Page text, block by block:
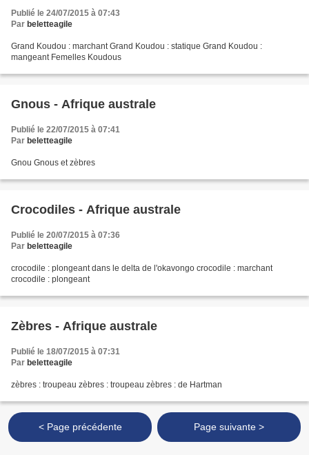
Publié le 24/07/2015 à 07:43
Par beletteagile
Grand Koudou : marchant Grand Koudou : statique Grand Koudou :
mangeant Femelles Koudous
Gnous - Afrique australe
Publié le 22/07/2015 à 07:41
Par beletteagile
Gnou Gnous et zèbres
Crocodiles - Afrique australe
Publié le 20/07/2015 à 07:36
Par beletteagile
crocodile : plongeant dans le delta de l'okavongo crocodile : marchant
crocodile : plongeant
Zèbres - Afrique australe
Publié le 18/07/2015 à 07:31
Par beletteagile
zèbres : troupeau zèbres : troupeau zèbres : de Hartman
< Page précédente Page suivante >